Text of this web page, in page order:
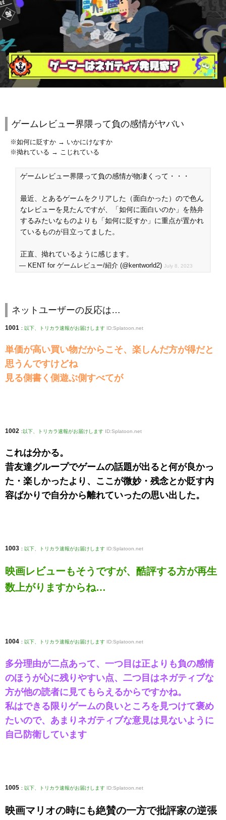
ゲームレビュー界隈って負の感情がヤバい
※如何に貶すか → いかにけなすか
※拗れている → こじれている
ゲームレビュー界隈って負の感情が物凄くって・・・
最近、とあるゲームをクリアした（面白かった）ので色ん
なレビューを見たんですが、「如何に面白いのか」を熱弁
するみたいなものよりも「如何に貶すか」に重点が置かれ
ているものが目立ってました。
正直、拗れているように感じます。
— KENT for ゲームレビュー/紹介 (@kentworld2) July 8, 2023
ネットユーザーの反応は…
1001 : 以下、トリカラ速報がお届けします ID:Splatoon.net
単価が高い買い物だからこそ、楽しんだ方が得だと
思うんですけどね
見る側書く側遊ぶ側すべてが
1002 : 以下、トリカラ速報がお届けします ID:Splatoon.net
これは分かる。
昔友達グループでゲームの話題が出ると何が良かっ
た・楽しかったより、ここが微妙・残念とか貶す内
容ばかりで自分から離れていったの思い出した。
1003 : 以下、トリカラ速報がお届けします ID:Splatoon.net
映画レビューもそうですが、酷評する方が再生
数上がりますからね…
1004 : 以下、トリカラ速報がお届けします ID:Splatoon.net
多分理由が二点あって、一つ目は正よりも負の感情
のほうが心に残りやすい点、二つ目はネガティブな
方が他の読者に見てもらえるからですかね。
私はできる限りゲームの良いところを見つけて褒め
たいので、あまりネガティブな意見は見ないように
自己防衛しています
1005 : 以下、トリカラ速報がお届けします ID:Splatoon.net
映画マリオの時にも絶賛の一方で批評家の逆張